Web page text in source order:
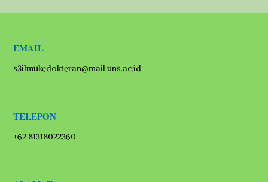
EMAIL
s3ilmukedokteran@mail.uns.ac.id
TELEPON
+62 81318022360